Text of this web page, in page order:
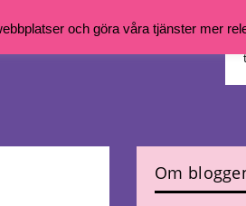
Om
och göra våra tjänster mer